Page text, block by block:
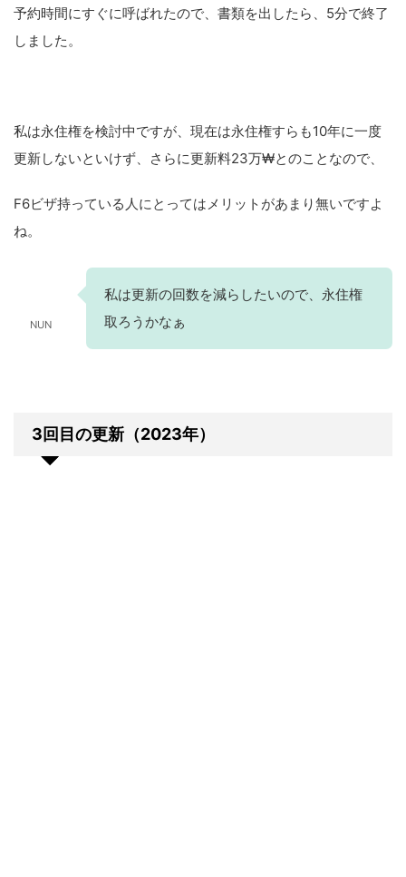
予約時間にすぐに呼ばれたので、書類を出したら、5分で終了
しました。
私は永住権を検討中ですが、現在は永住権すらも10年に一度
更新しないといけず、さらに更新料23万₩とのことなので、
F6ビザ持っている人にとってはメリットがあまり無いですよ
ね。
NUN
私は更新の回数を減らしたいので、永住権
取ろうかなぁ
3回目の更新（2023年）